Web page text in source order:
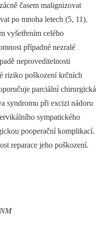
časem malignizovat
po mnoha letech (5, 11).
vyšetřením celého
případné nezralé
neproveditelnosti
riziko poškození krčních
parciální chirurgická
syndromu při excizi nádoru
sympatického
pooperační komplikací.
reparace jeho poškození.